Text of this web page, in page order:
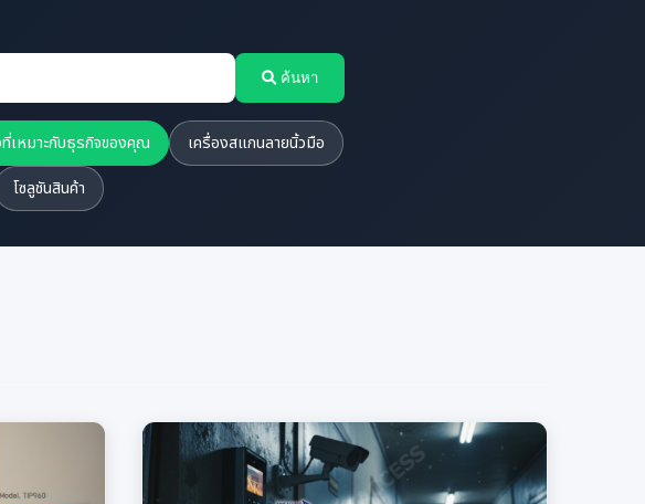
ค้นหา
ที่เหมาะกับธุรกิจของคุณ
เครื่องสแกนลายนิ้วมือ
โซลูชันสินค้า